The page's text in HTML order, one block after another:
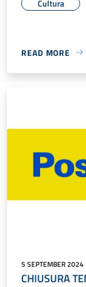
Cultura
READ MORE
5 SEPTEMBER 2024
CHIUSURA